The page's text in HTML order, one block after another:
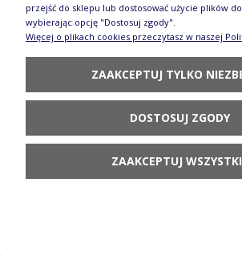
Kubek krokus V 0,3 L
przejść do sklepu lub dostosować użycie plików
wybierając opcję "Dostosuj zgody".
Więcej o plikach cookies przeczytasz w naszej
ZAAKCEPTUJ TYLKO
DOSTOSUJ ZGODY
ZAAKCEPTUJ